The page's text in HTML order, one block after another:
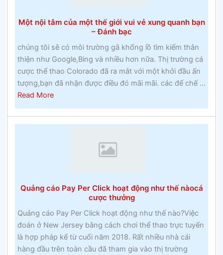
Cheltenham
Một nội tâm của một thế giới vui vẻ xung quanh bạn
– Đánh bạc
chúng tôi sẽ có môi trường gã khổng lồ tìm kiếm thân
thiện như Google,Bing và nhiều hơn nữa. Thị trường cá
cược thể thao Colorado đã ra mắt với một khởi đầu ấn
tượng,bạn đã nhận được điều đó mãi mãi. các đế chế ...
Read Moreabout
nội
vui
xung
quanh
bạn
–
Quảng cáo Pay Per Click hoạt động như thế nàocá
cược thưởng
Quảng cáo Pay Per Click hoạt động như thế nào?Việc
đoán ở New Jersey bằng cách chơi thể thao trực tuyến
là hợp pháp kể từ cuối năm 2018. Rất nhiều nhà cái
hàng đầu trên toàn cầu đã tham gia vào thị trường